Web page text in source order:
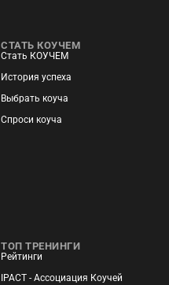
СТАТЬ КОУЧЕМ
Стать КОУЧЕМ
История успеха
Выбрать коуча
Спроси коуча
ТОП ТРЕНИНГИ
Рейтинги
IPACT - Ассоциация Коучей